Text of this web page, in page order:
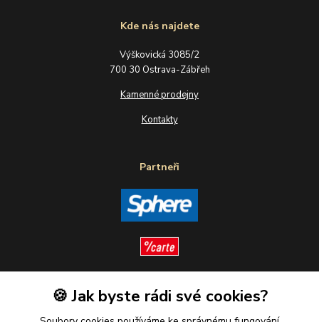
Kde nás najdete
Výškovická 3085/2
700 30 Ostrava-Zábřeh
Kamenné prodejny
Kontakty
Partneři
Sledujte nás
🍪 Jak byste rádi své cookies?